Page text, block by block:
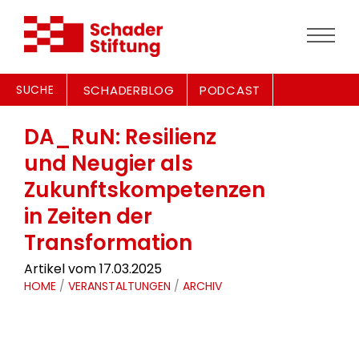
SUCHE SCHADERBLOG PODCAST
DA_RuN: Resilienz
und Neugier als
Zukunftskompetenzen
in Zeiten der
Transformation
Artikel vom 17.03.2025
HOME / VERANSTALTUNGEN / ARCHIV